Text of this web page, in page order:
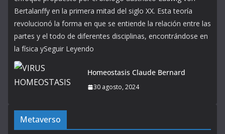
Bertalanffy en la primera mitad del siglo XX. Esta teoría
revolucionó la forma en que se entiende la relación entre las
partes y el todo de diferentes disciplinas, encontrándose en
la física ySeguir Leyendo
Homeostasis Claude Bernard
30 agosto, 2024
Metaverso